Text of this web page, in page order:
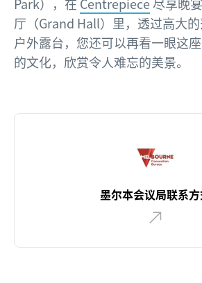
厅（Grand Hall）里，透过高大
户外露台，您还可以再看一眼这
的文化，欣赏令人难忘的美景。
墨尔本会议局联系